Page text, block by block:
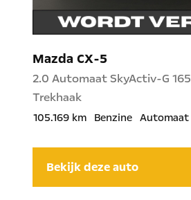
Mazda CX-5
2.0 Automaat SkyActiv-G 165
Trekhaak
105.169 km Benzine Automaat
Bekijk deze auto